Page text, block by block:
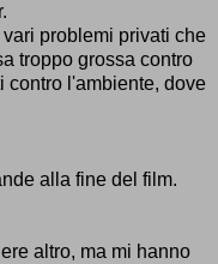
problemi privati che
troppo grossa contro
contro l'ambiente, dove
alla fine del film.
altro, ma mi hanno